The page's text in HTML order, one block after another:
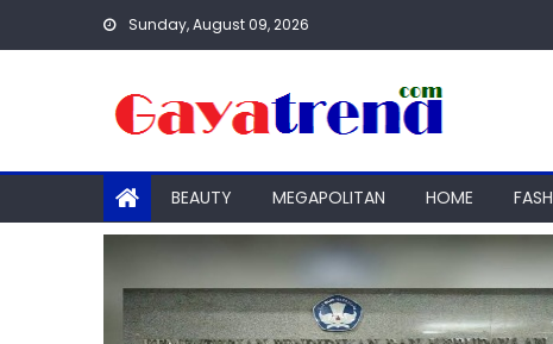
Sunday, August 09, 2026
BEAUTY MEGAPOLITAN HOME